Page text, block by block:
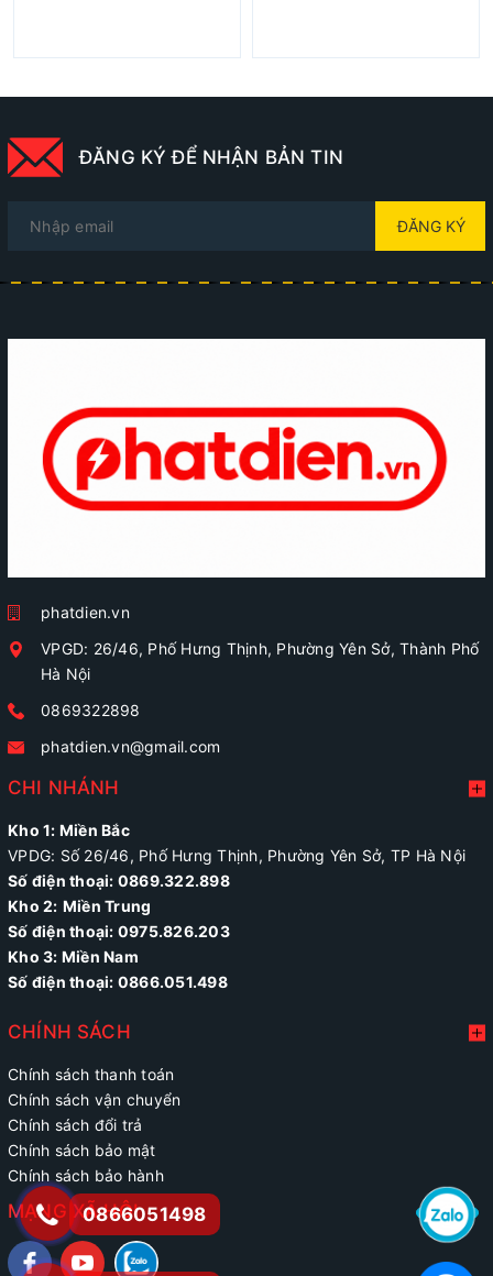
ĐĂNG KÝ ĐỂ NHẬN BẢN TIN
ĐĂNG KÝ
phatdien.vn
VPGD: 26/46, Phố Hưng Thịnh, Phường Yên Sở, Thành Phố
Hà Nội
0869322898
phatdien.vn@gmail.com
CHI NHÁNH
Kho 1: Miền Bắc
VPDG: Số 26/46, Phố Hưng Thịnh, Phường Yên Sở, TP Hà Nội
Số điện thoại: 0869.322.898
Kho 2: Miền Trung
Số điện thoại: 0975.826.203
Kho 3: Miền Nam
Số điện thoại: 0866.051.498
CHÍNH SÁCH
Chính sách thanh toán
Chính sách vận chuyển
Chính sách đổi trả
Chính sách bảo mật
Chính sách bảo hành
MẠNG XÃ HỘI0866051498